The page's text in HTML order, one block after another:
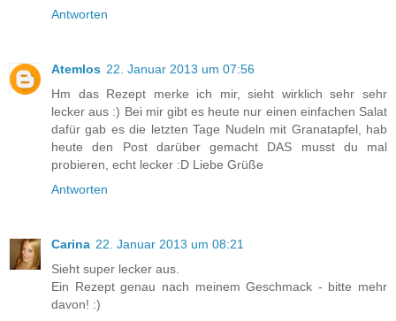
Antworten
Atemlos 22. Januar 2013 um 07:56
Hm das Rezept merke ich mir, sieht wirklich sehr sehr
lecker aus :) Bei mir gibt es heute nur einen einfachen Salat
dafür gab es die letzten Tage Nudeln mit Granatapfel, hab
heute den Post darüber gemacht DAS musst du mal
probieren, echt lecker :D Liebe Grüße
Antworten
Carina 22. Januar 2013 um 08:21
Sieht super lecker aus.
Ein Rezept genau nach meinem Geschmack - bitte mehr
davon! :)